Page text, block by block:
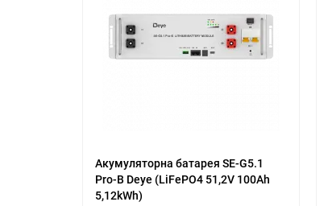
Акумуляторна батарея SE-G5.1
Pro-B Deye (LiFePO4 51,2V 100Ah
5,12kWh)